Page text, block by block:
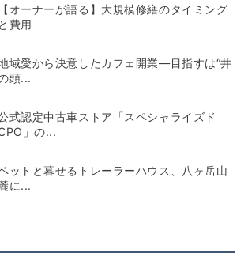
【オーナーが語る】大規模修繕のタイミング
と費用
域愛から決意したカフェ開業―目指すは“井
頭...
式認定中古車ストア「スペシャライズド
」の...
ットと暮せるトレーラーハウス、八ヶ岳山
に...